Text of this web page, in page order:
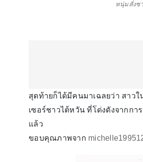
หนุ่มสั่งช
สุดท้ายก็ได้มีคนมาเฉลยว่า สาว
เซอร์ชาวไต้หวัน ที่โด่งดังจากกา
แล้ว
ขอบคุณภาพจาก